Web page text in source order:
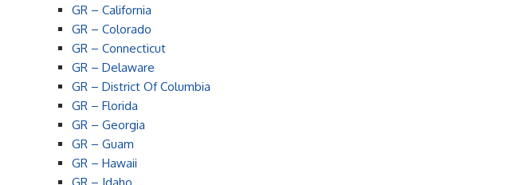
GR – California
GR – Colorado
GR – Connecticut
GR – Delaware
GR – District Of Columbia
GR – Florida
GR – Georgia
GR – Guam
GR – Hawaii